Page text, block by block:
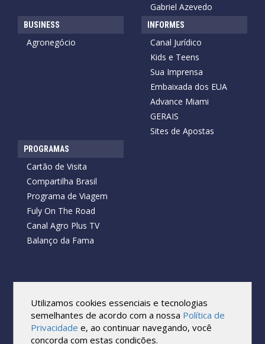
Gabriel Azevedo
BUSINESS
Agronegócio
INFORMES
Canal Jurídico
Kids e Teens
Sua Imprensa
Embaixada dos EUA
Advance Miami
GERAIS
Sites de Apostas
PROGRAMAS
Cartão de Visita
Compartilha Brasil
Programa de Viagem
Fuly On The Road
Canal Agro Plus TV
Balanço da Fama
Todos os direitos reservados.
Reprodução no todo ou em parte sob qualquer forma ou meio,
sem expressa autorização por escrito do Cartão de Visita, é
proibida.
As marcas e imagens utilizadas no projeto são os direitos autorais
Utilizamos cookies essenciais e tecnologias
semelhantes de acordo com a nossa Política de
Privacidade e, ao continuar navegando, você
concorda com estas condições.